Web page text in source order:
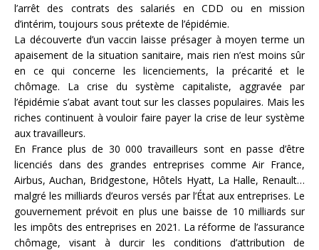
l’arrêt des contrats des salariés en CDD ou en mission
d’intérim, toujours sous prétexte de l’épidémie.
La découverte d’un vaccin laisse présager à moyen terme un
apaisement de la situation sanitaire, mais rien n’est moins sûr
en ce qui concerne les licenciements, la précarité et le
chômage. La crise du système capitaliste, aggravée par
l’épidémie s’abat avant tout sur les classes populaires. Mais les
riches continuent à vouloir faire payer la crise de leur système
aux travailleurs.
En France plus de 30 000 travailleurs sont en passe d’être
licenciés dans des grandes entreprises comme Air France,
Airbus, Auchan, Bridgestone, Hôtels Hyatt, La Halle, Renault…
malgré les milliards d’euros versés par l’État aux entreprises. Le
gouvernement prévoit en plus une baisse de 10 milliards sur
les impôts des entreprises en 2021. La réforme de l’assurance
chômage, visant à durcir les conditions d’attribution de